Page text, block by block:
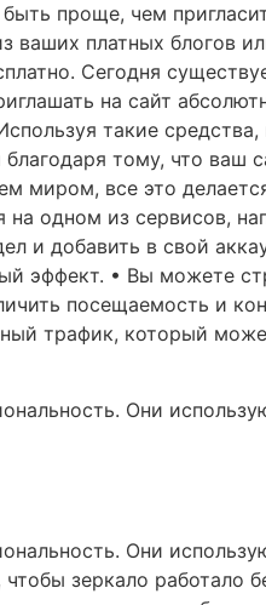
проще, чем
ваших платных блогов
Сегодня
на сайт
такие
тому, что
миром, все это
на одном из сервисов,
и добавить в свой
эффект. • Вы можете
посещаемость и
трафик, который
Они
Они
зеркало работало